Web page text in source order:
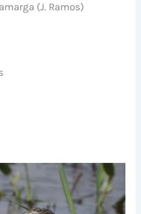
(J. Ramos)